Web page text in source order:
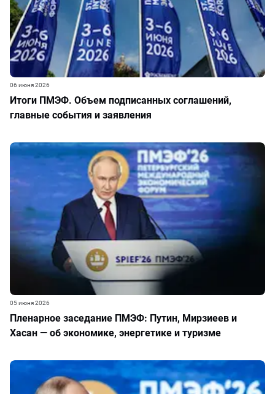
Итоги ПМЭФ. Объем подписанных соглашений,
главные события и заявления
06 июня 2026
Пленарное заседание ПМЭФ: Путин, Мирзиеев и
Хасан — об экономике, энергетике и туризме
05 июня 2026